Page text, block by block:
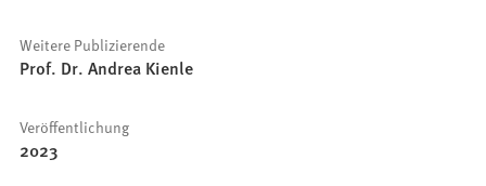
Weitere Publizierende
Prof. Dr. Andrea Kienle
Veröffentlichung
2023